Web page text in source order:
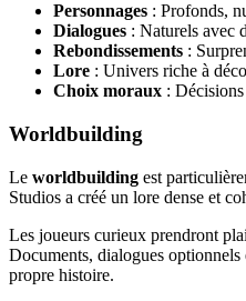
Personnages : Profonds,
Dialogues : Naturels avec
Rebondissements :
Lore : Univers riche à
Choix moraux :
Worldbuilding
Le worldbuilding est
Studios a créé un lore dense et
Les joueurs curieux prendront
Documents, dialogues
propre histoire.